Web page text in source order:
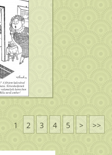
1 2 3 4 5 > >>